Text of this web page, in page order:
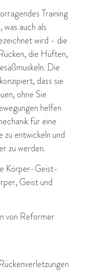
Training
auch als
wird - die
die Hüften,
Die
dass sie
ohne Sie
helfen
für eine
zu entwickeln und
zu werden.
Körper-Geist-
Geist und
von Reformer